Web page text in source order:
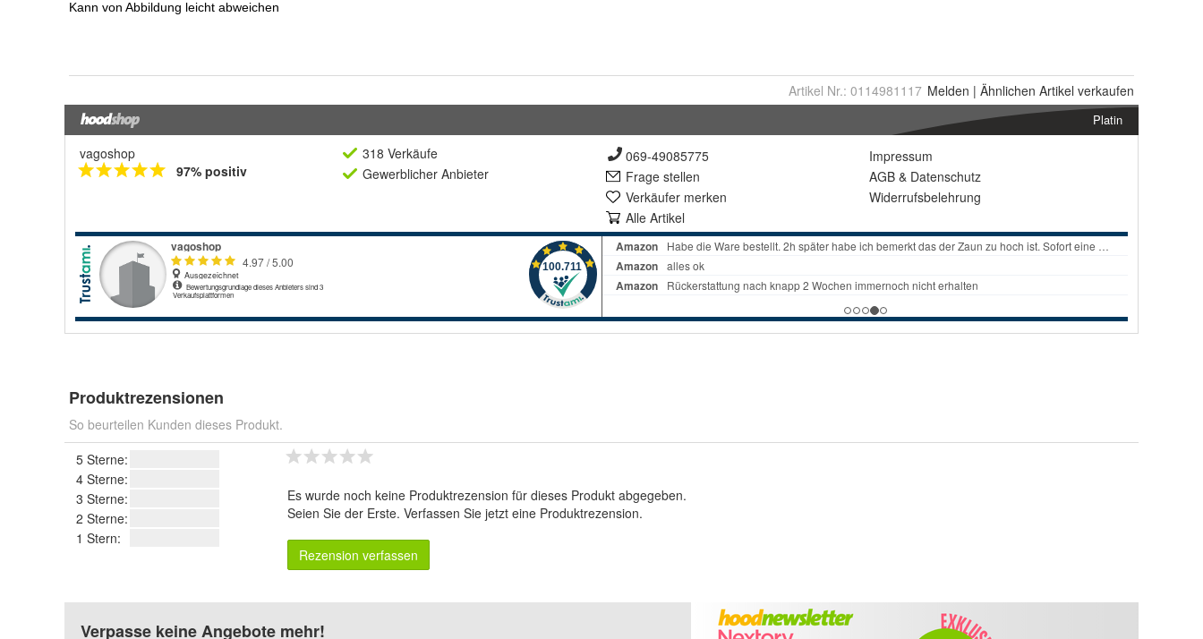
Artikel Nr.: 0114981117 Melden | Ähnlichen Artikel verkaufen
Platin
vagoshop
97% positiv
318 Verkäufe
Gewerblicher Anbieter
069-49085775
Frage stellen
Verkäufer merken
Alle Artikel
Impressum
AGB & Datenschutz
Widerrufsbelehrung
Produktrezensionen
So beurteilen Kunden dieses Produkt.
5 Sterne:
4 Sterne:
3 Sterne:
2 Sterne:
1 Stern:
Es wurde noch keine Produktrezension für dieses Produkt abgegeben.
Seien Sie der Erste. Verfassen Sie jetzt eine Produktrezension.
Rezension verfassen
Verpasse keine Angebote mehr!